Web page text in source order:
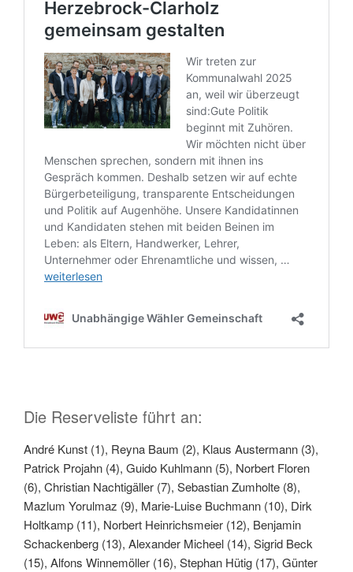
Die Reserveliste führt an:
André Kunst (1), Reyna Baum (2), Klaus Austermann (3),
Patrick Projahn (4), Guido Kuhlmann (5), Norbert Floren
(6), Christian Nachtigäller (7), Sebastian Zumholte (8),
Mazlum Yorulmaz (9), Marie-Luise Buchmann (10), Dirk
Holtkamp (11), Norbert Heinrichsmeier (12), Benjamin
Schackenberg (13), Alexander Micheel (14), Sigrid Beck
(15), Alfons Winnemöller (16), Stephan Hütig (17), Günter